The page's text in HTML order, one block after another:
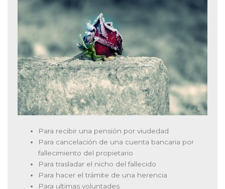
Para recibir una pensión por viudedad
Para cancelación de una cuenta bancaria por
fallecimiento del propietario
Para trasladar el nicho del fallecido
Para hacer el trámite de una herencia
Para ultimas voluntades